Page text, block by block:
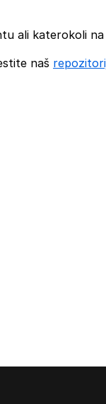
ali katerokoli
naš